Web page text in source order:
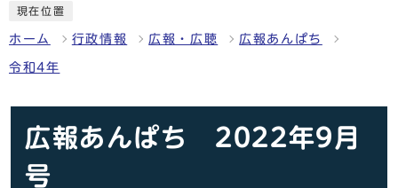
現在位置
ホーム 行政情報 広報・広聴 広報あんぱち
令和4年
広報あんぱち 2022年9月
号